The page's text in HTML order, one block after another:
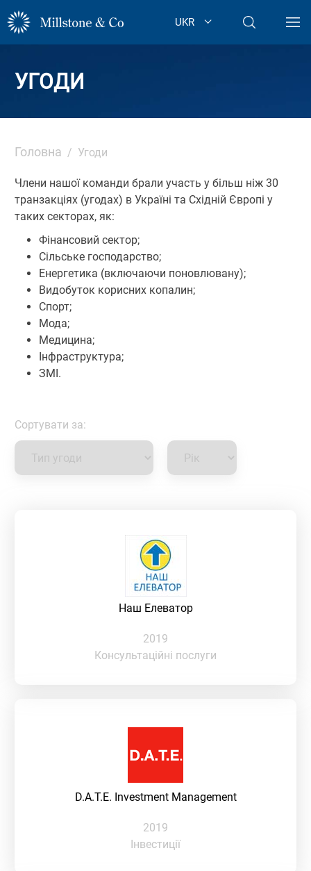
Skip
to
UKR
УГОДИ
Головна / Угоди
Члени нашої команди брали участь у більш ніж 30
транзакціях (угодах) в Україні та Східній Європі у
таких секторах, як:
Фінансовий сектор;
Сільське господарство;
Енергетика (включаючи поновлювану);
Видобуток корисних копалин;
Спорт;
Мода;
Медицина;
Інфраструктура;
ЗМІ.
Сортувати за:
Наш Елеватор
2019
Консультаційні послуги
D.A.T.E. Investment Management
2019
Інвестиції